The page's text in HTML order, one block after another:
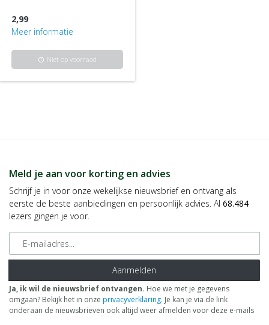
2,99
Meer informatie
info Niet op voorraad
Meld je aan voor korting en advies
Schrijf je in voor onze wekelijkse nieuwsbrief en ontvang als
eerste de beste aanbiedingen en persoonlijk advies. Al 68.484
lezers gingen je voor.
E-mailadres
Aanmelden
Ja, ik wil de nieuwsbrief ontvangen. Hoe we met je gegevens
omgaan? Bekijk het in onze privacyverklaring. Je kan je via de link
onderaan de nieuwsbrieven ook altijd weer afmelden voor deze e-mails